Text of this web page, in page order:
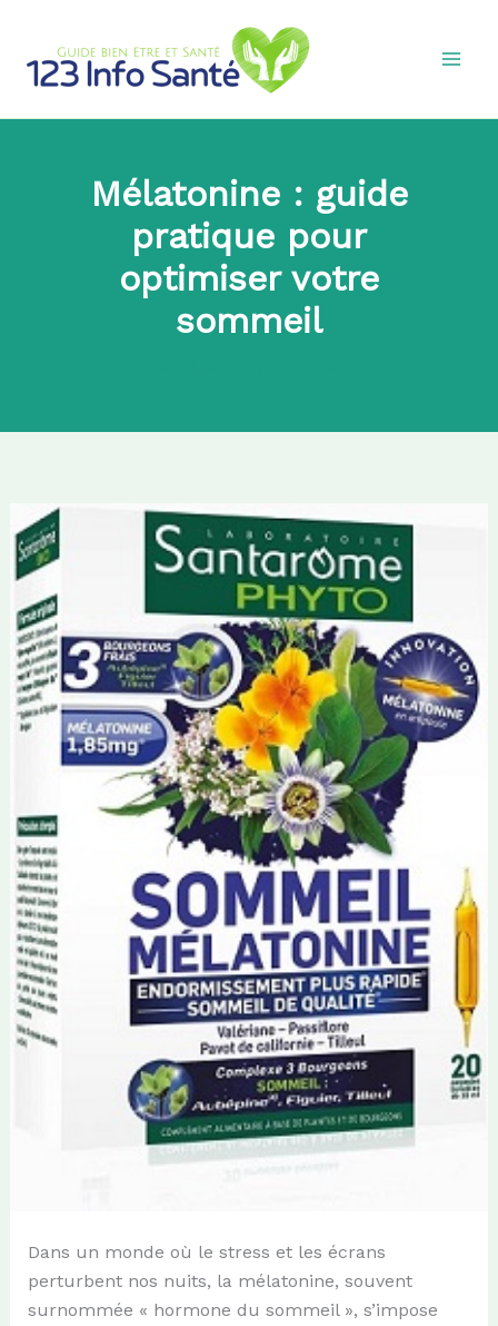
contenu
Mélatonine : guide
pratique pour
optimiser votre
sommeil
Dans un monde où le stress et les écrans
perturbent nos nuits, la mélatonine, souvent
surnommée « hormone du sommeil », s’impose